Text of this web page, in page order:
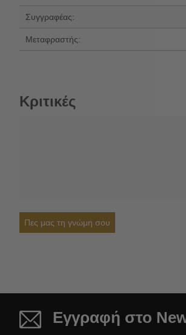
Συγγραφέας:
Μεταφραστής:
Κριτικές
Πες μας τη γνώμη σου
Εγγραφή στο